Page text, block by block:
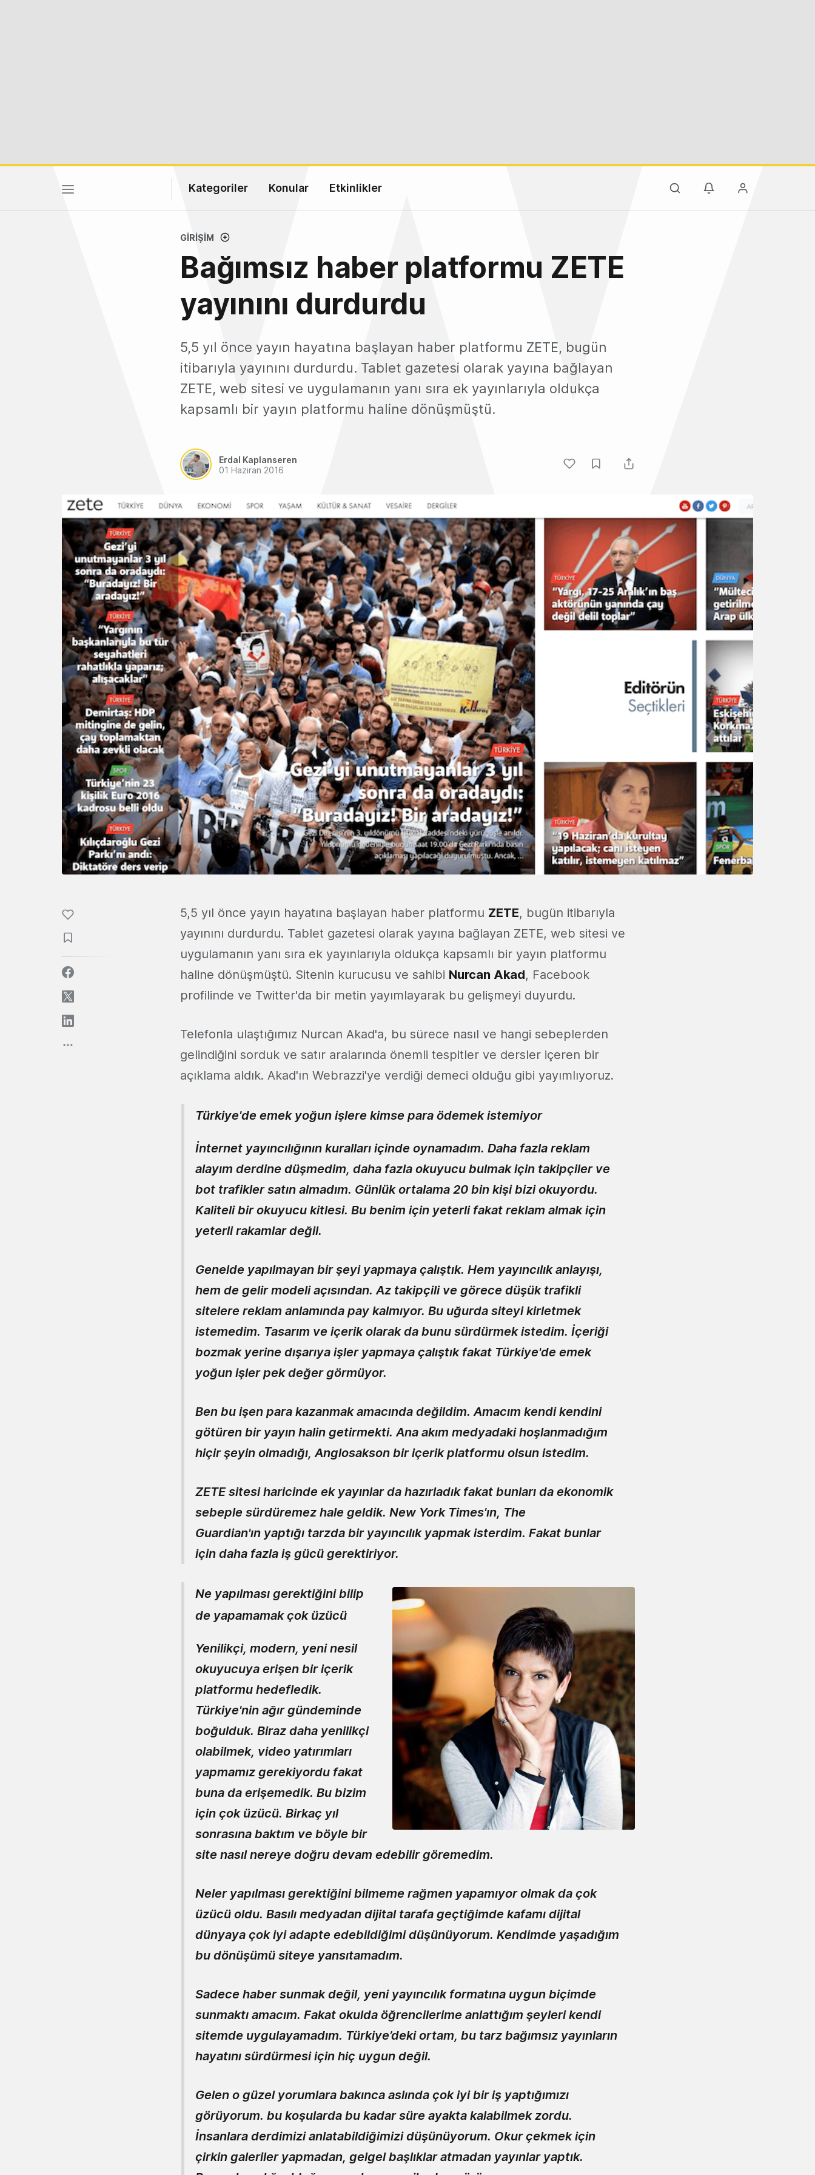
Kategoriler Konular Etkinlikler
GIRIŞIM
Bağımsız haber platformu ZETE
yayınını durdurdu
5,5 yıl önce yayın hayatına başlayan haber platformu ZETE, bugün
itibarıyla yayınını durdurdu. Tablet gazetesi olarak yayına bağlayan
ZETE, web sitesi ve uygulamanın yanı sıra ek yayınlarıyla oldukça
kapsamlı bir yayın platformu haline dönüşmüştü.
Erdal Kaplanseren
01 Haziran 2016
5,5 yıl önce yayın hayatına başlayan haber platformu ZETE, bugün itibarıyla
yayınını durdurdu. Tablet gazetesi olarak yayına bağlayan ZETE, web sitesi ve
uygulamanın yanı sıra ek yayınlarıyla oldukça kapsamlı bir yayın platformu
haline dönüşmüştü. Sitenin kurucusu ve sahibi Nurcan Akad, Facebook
profilinde ve Twitter'da bir metin yayımlayarak bu gelişmeyi duyurdu.
Telefonla ulaştığımız Nurcan Akad'a, bu sürece nasıl ve hangi sebeplerden
gelindiğini sorduk ve satır aralarında önemli tespitler ve dersler içeren bir
açıklama aldık. Akad'ın Webrazzi'ye verdiği demeci olduğu gibi yayımlıyoruz.
Türkiye'de emek yoğun işlere kimse para ödemek istemiyor
İnternet yayıncılığının kuralları içinde oynamadım. Daha fazla reklam
alayım derdine düşmedim, daha fazla okuyucu bulmak için takipçiler ve
bot trafikler satın almadım. Günlük ortalama 20 bin kişi bizi okuyordu.
Kaliteli bir okuyucu kitlesi. Bu benim için yeterli fakat reklam almak için
yeterli rakamlar değil.
Genelde yapılmayan bir şeyi yapmaya çalıştık. Hem yayıncılık anlayışı,
hem de gelir modeli açısından. Az takipçili ve görece düşük trafikli
sitelere reklam anlamında pay kalmıyor. Bu uğurda siteyi kirletmek
istemedim. Tasarım ve içerik olarak da bunu sürdürmek istedim. İçeriği
bozmak yerine dışarıya işler yapmaya çalıştık fakat Türkiye'de emek
yoğun işler pek değer görmüyor.
Ben bu işen para kazanmak amacında değildim. Amacım kendi kendini
götüren bir yayın halin getirmekti. Ana akım medyadaki hoşlanmadığım
hiçir şeyin olmadığı, Anglosakson bir içerik platformu olsun istedim.
ZETE sitesi haricinde ek yayınlar da hazırladık fakat bunları da ekonomik
sebeple sürdüremez hale geldik. New York Times'ın, The
Guardian'ın yaptığı tarzda bir yayıncılık yapmak isterdim. Fakat bunlar
için daha fazla iş gücü gerektiriyor.
Ne yapılması gerektiğini bilip
de yapamamak çok üzücü
Yenilikçi, modern, yeni nesil
okuyucuya erişen bir içerik
platformu hedefledik.
Türkiye'nin ağır gündeminde
boğulduk. Biraz daha yenilikçi
olabilmek, video yatırımları
yapmamız gerekiyordu fakat
buna da erişemedik. Bu bizim
için çok üzücü. Birkaç yıl
sonrasına baktım ve böyle bir
site nasıl nereye doğru devam edebilir göremedim.
Neler yapılması gerektiğini bilmeme rağmen yapamıyor olmak da çok
üzücü oldu. Basılı medyadan dijital tarafa geçtiğimde kafamı dijital
dünyaya çok iyi adapte edebildiğimi düşünüyorum. Kendimde yaşadığım
bu dönüşümü siteye yansıtamadım.
Sadece haber sunmak değil, yeni yayıncılık formatına uygun biçimde
sunmaktı amacım. Fakat okulda öğrencilerime anlattığım şeyleri kendi
sitemde uygulayamadım. Türkiye’deki ortam, bu tarz bağımsız yayınların
hayatını sürdürmesi için hiç uygun değil.
Gelen o güzel yorumlara bakınca aslında çok iyi bir iş yaptığımızı
görüyorum. bu koşularda bu kadar süre ayakta kalabilmek zordu.
İnsanlara derdimizi anlatabildiğimizi düşünüyorum. Okur çekmek için
çirkin galeriler yapmadan, gelgel başlıklar atmadan yayınlar yaptık.